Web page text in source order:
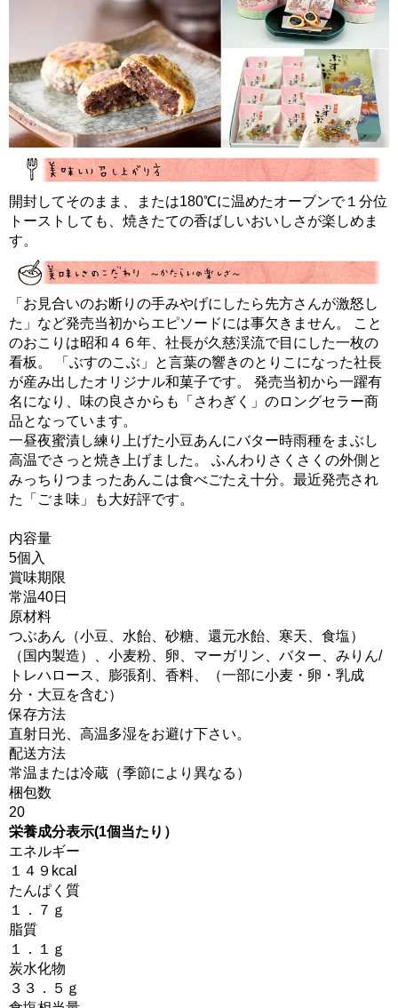
開封してそのまま、または180℃に温めたオーブンで１分位
トーストしても、焼きたての香ばしいおいしさが楽しめま
す。
「お見合いのお断りの手みやげにしたら先方さんが激怒し
た」など発売当初からエピソードには事欠きません。 こと
のおこりは昭和４６年、社長が久慈渓流で目にした一枚の
看板。 「ぶすのこぶ」と言葉の響きのとりこになった社長
が産み出したオリジナル和菓子です。 発売当初から一躍有
名になり、味の良さからも「さわぎく」のロングセラー商
品となっています。
一昼夜蜜漬し練り上げた小豆あんにバター時雨種をまぶし
高温でさっと焼き上げました。 ふんわりさくさくの外側と
みっちりつまったあんこは食べごたえ十分。最近発売され
た「ごま味」も大好評です。
内容量
5個入
賞味期限
常温40日
原材料
つぶあん（小豆、水飴、砂糖、還元水飴、寒天、食塩）
（国内製造）、小麦粉、卵、マーガリン、バター、みりん/
トレハロース、膨張剤、香料、（一部に小麦・卵・乳成
分・大豆を含む）
保存方法
直射日光、高温多湿をお避け下さい。
配送方法
常温または冷蔵（季節により異なる）
梱包数
20
栄養成分表示(1個当たり）
エネルギー
１４９kcal
たんぱく質
１．７ｇ
脂質
１．１ｇ
炭水化物
３３．５ｇ